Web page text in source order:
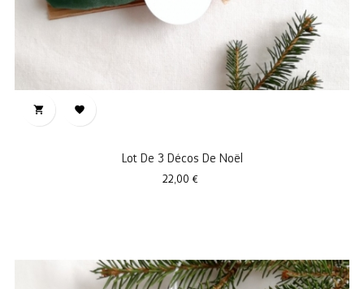
 
Lot De 3 Décos De Noël
Prix
22,00 €